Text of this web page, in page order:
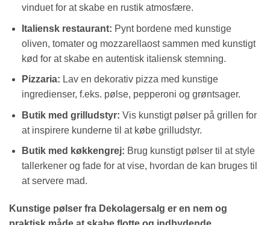
vinduet for at skabe en rustik atmosfære.
Italiensk restaurant: Pynt bordene med kunstige
oliven, tomater og mozzarellaost sammen med kunstigt
kød for at skabe en autentisk italiensk stemning.
Pizzaria: Lav en dekorativ pizza med kunstige
ingredienser, f.eks. pølse, pepperoni og grøntsager.
Butik med grilludstyr: Vis kunstigt pølser på grillen for
at inspirere kunderne til at købe grilludstyr.
Butik med køkkengrej: Brug kunstigt pølser til at style
tallerkener og fade for at vise, hvordan de kan bruges til
at servere mad.
Kunstige pølser fra Dekolagersalg er en nem og